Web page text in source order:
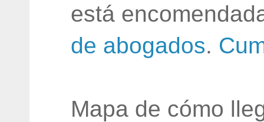
está
de abogados.
Mapa de cómo